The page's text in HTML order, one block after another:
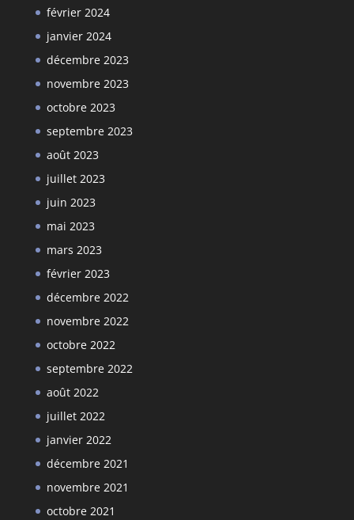
février 2024
janvier 2024
décembre 2023
novembre 2023
octobre 2023
septembre 2023
août 2023
juillet 2023
juin 2023
mai 2023
mars 2023
février 2023
décembre 2022
novembre 2022
octobre 2022
septembre 2022
août 2022
juillet 2022
janvier 2022
décembre 2021
novembre 2021
octobre 2021